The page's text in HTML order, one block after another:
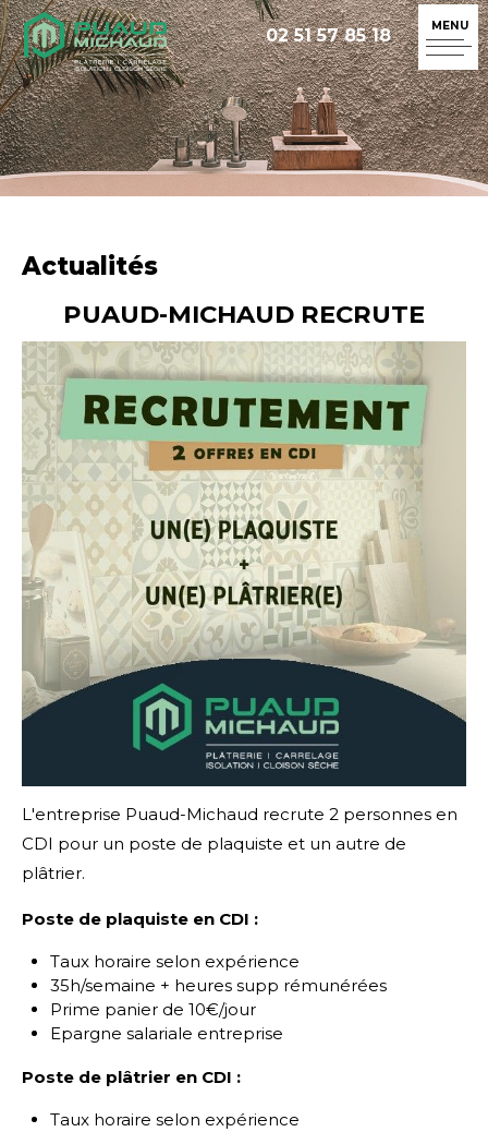
02 51 57 85 18
Actualités
PUAUD-MICHAUD RECRUTE
L'entreprise Puaud-Michaud recrute 2 personnes en
CDI pour un poste de plaquiste et un autre de
plâtrier.
Poste de plaquiste en CDI :
Taux horaire selon expérience
35h/semaine + heures supp rémunérées
Prime panier de 10€/jour
Epargne salariale entreprise
Poste de plâtrier en CDI :
Taux horaire selon expérience